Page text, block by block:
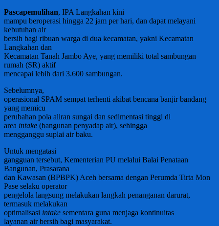
Pascapemulihan, IPA Langkahan kini
mampu beroperasi hingga 22 jam per hari, dan dapat melayani
kebutuhan air
bersih bagi ribuan warga di dua kecamatan, yakni Kecamatan
Langkahan dan
Kecamatan Tanah Jambo Aye, yang memiliki total sambungan
rumah (SR) aktif
mencapai lebih dari 3.600 sambungan.
Sebelumnya,
operasional SPAM sempat terhenti akibat bencana banjir bandang
yang memicu
perubahan pola aliran sungai dan sedimentasi tinggi di
area intake (bangunan penyadap air), sehingga
mengganggu suplai air baku.
Untuk mengatasi
gangguan tersebut, Kementerian PU melalui Balai Penataan
Bangunan, Prasarana
dan Kawasan (BPBPK) Aceh bersama dengan Perumda Tirta Mon
Pase selaku operator
pengelola langsung melakukan langkah penanganan darurat,
termasuk melakukan
optimalisasi intake sementara guna menjaga kontinuitas
layanan air bersih bagi masyarakat.